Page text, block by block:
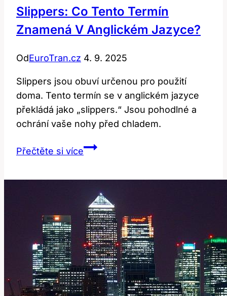
Slippers: Co Tento Termín
Znamená V Anglickém Jazyce?
OdEuroTran.cz 4. 9. 2025
Slippers jsou obuví určenou pro použití
doma. Tento termín se v anglickém jazyce
překládá jako „slippers.“ Jsou pohodlné a
ochrání vaše nohy před chladem.
Přečtěte si víceSlippers:
Termín
Znamená
v
Anglickém
Jazyce?